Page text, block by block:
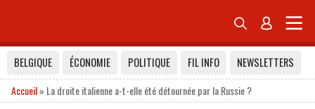
 
BELGIQUE ÉCONOMIE POLITIQUE FIL INFO
NEWSLETTERS
Accueil» La droite italienne a-t-elle été détournée par la Russie ?